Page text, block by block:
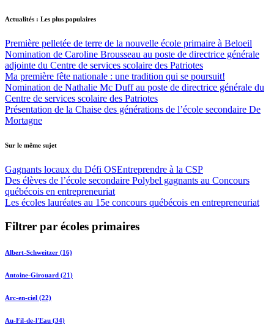
Actualités : Les plus populaires
Première pelletée de terre de la nouvelle école primaire à Beloeil
Nomination de Caroline Brousseau au poste de directrice générale
adjointe du Centre de services scolaire des Patriotes
Ma première fête nationale : une tradition qui se poursuit!
Nomination de Nathalie Mc Duff au poste de directrice générale du
Centre de services scolaire des Patriotes
Présentation de la Chaise des générations de l’école secondaire De
Mortagne
Sur le même sujet
Gagnants locaux du Défi OSEntreprendre à la CSP
Des élèves de l’école secondaire Polybel gagnants au Concours
québécois en entrepreneuriat
Les écoles lauréates au 15e concours québécois en entrepreneuriat
Filtrer par écoles primaires
Albert-Schweitzer (16)
Antoine-Girouard (21)
Arc-en-ciel (22)
Au-Fil-de-l'Eau (34)